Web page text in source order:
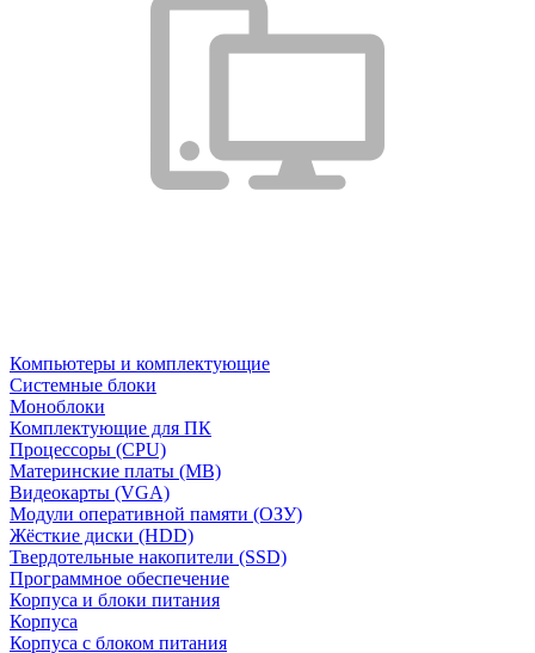
Компьютеры и комплектующие
Системные блоки
Моноблоки
Комплектующие для ПК
Процессоры (CPU)
Материнские платы (MB)
Видеокарты (VGA)
Модули оперативной памяти (ОЗУ)
Жёсткие диски (HDD)
Твердотельные накопители (SSD)
Программное обеспечение
Корпуса и блоки питания
Корпуса
Корпуса с блоком питания